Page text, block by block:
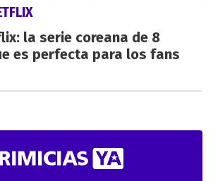
la serie coreana de 8
es perfecta para los fans